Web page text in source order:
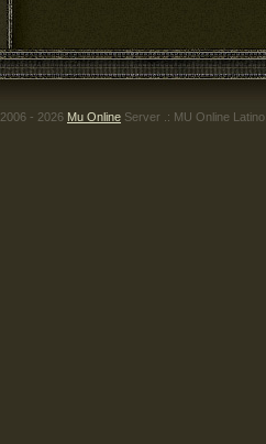
- 2026 Mu Online Server .: MU Online